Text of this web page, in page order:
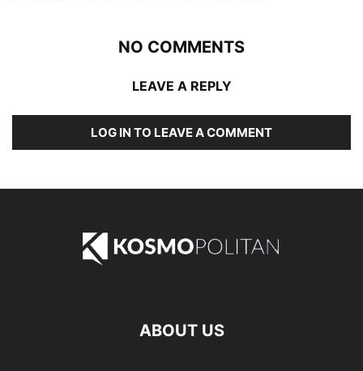
NO COMMENTS
LEAVE A REPLY
LOG IN TO LEAVE A COMMENT
ABOUT US